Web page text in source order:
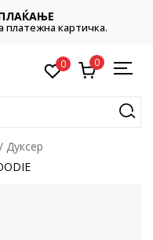
платежна картичка.
0 0
Дуксер